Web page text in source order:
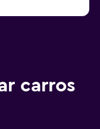
carros